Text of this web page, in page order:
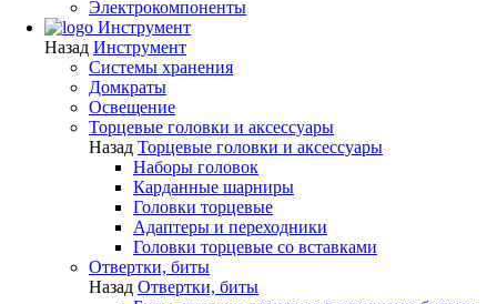
Электрокомпоненты
Инструмент
Назад Инструмент
Системы хранения
Домкраты
Освещение
Торцевые головки и аксессуары
Назад Торцевые головки и аксессуары
Наборы головок
Карданные шарниры
Головки торцевые
Адаптеры и переходники
Головки торцевые со вставками
Отвертки, биты
Назад Отвертки, биты